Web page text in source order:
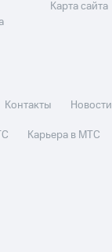
Карта сайта
Контакты Новости
Карьера в МТС